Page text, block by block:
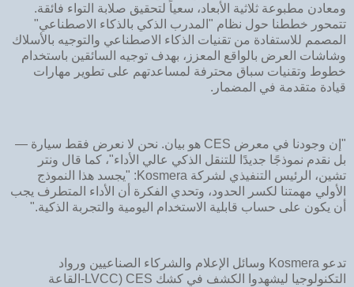
ومعادن مطبوعة ثلاثية الأبعاد، سعياً لتحقيق صلابة التواء فائقة.
تتمحور خططنا حول نظام "المدرب الذكي بالذكاء الاصطناعي"
المصمم للاستفادة من تقنيات الذكاء الاصطناعي والتوجيه بالأسلاك
وشاشات العرض بالواقع المعزز، بهدف توجيه السائقين باستخدام
خطوط وتقنيات سباق محترفة لمساعدتهم على تطوير مهارات
قيادة متقدمة في المضمار.
"إن وجودنا في معرض CES هو بيان. نحن لا نعرض فقط سيارة —
بل نقدم نموذجًا جديدًا للتنقل الذكي عالي الأداء"، كما قال ‌ونتر
تشين‌، الرئيس التنفيذي لشركة Kosmera: "يجسد هذا النموذج
الأولي مهمتنا لكسر الحدود، وتحدي الفكرة أن الأداء المتطرف يجب
أن يكون على حساب قابلية الاستخدام اليومية والتجربة الذكية."
تدعو Kosmera وسائل الإعلام والشركاء الصناعيين ورواد
التكنولوجيا ليشهدوا الكشف في كشك CES (LVCC-القاعة